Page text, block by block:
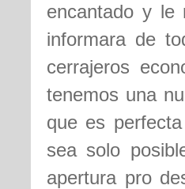
encantado y le
informara de
cerrajeros
tenemos una
que es
sea solo
apertura pro